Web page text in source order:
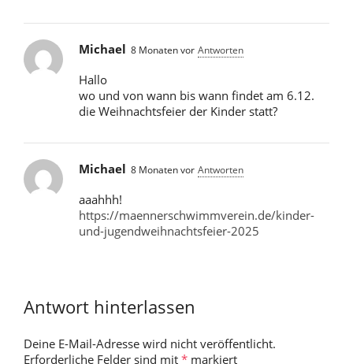
Michael 8 Monaten vor Antworten
Hallo
wo und von wann bis wann findet am 6.12.
die Weihnachtsfeier der Kinder statt?
Michael 8 Monaten vor Antworten
aaahhh!
https://maennerschwimmverein.de/kinder-
und-jugendweihnachtsfeier-2025
Antwort hinterlassen
Deine E-Mail-Adresse wird nicht veröffentlicht.
Erforderliche Felder sind mit * markiert